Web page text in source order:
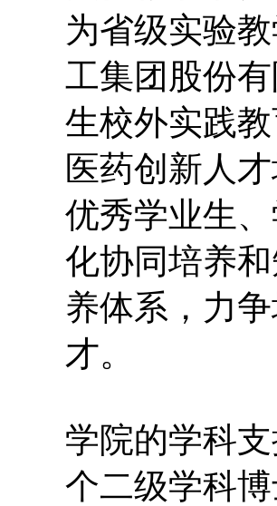
为省级实验
工集团股份
生校外实践
医药创新人
优秀学业生
化协同培养
养体系，力
才。
学院的学科
个二级学科